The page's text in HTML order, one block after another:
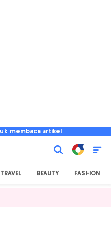
membaca artikel
TRAVEL BEAUTY FASHION